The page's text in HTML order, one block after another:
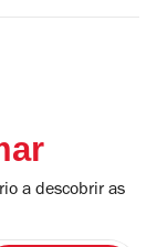
a descobrir as